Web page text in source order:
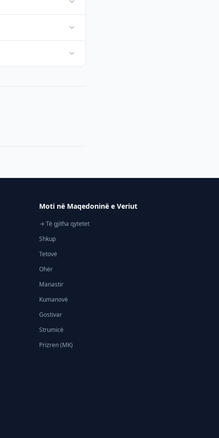
Moti në Maqedoninë e Veriut
→ Të gjitha qytetet
Shkup
Tetovë
Ohër
Manastir
Kumanovë
Gostivar
Strumicë
Prizren (MK)